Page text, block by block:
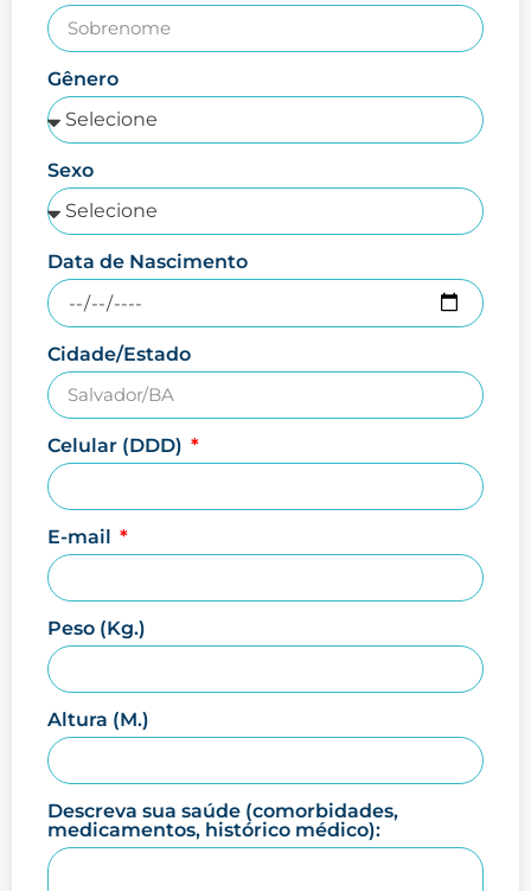
Gênero
Sexo
Data de Nascimento
Cidade/Estado
Celular (DDD)
E-mail
Peso (Kg.)
Altura (M.)
Descreva sua saúde (comorbidades,
medicamentos, histórico médico):